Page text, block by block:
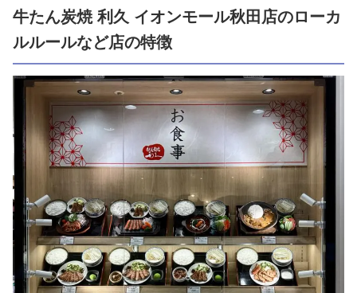
牛たん炭焼 利久 イオンモール秋田店のローカ
ルルールなど店の特徴